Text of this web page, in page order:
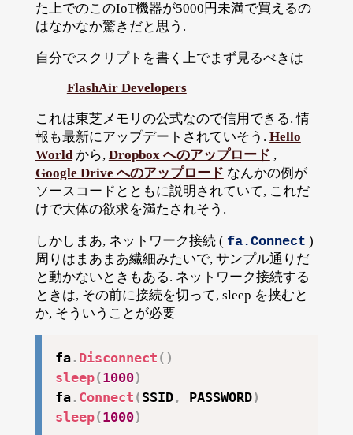
た上でのこのIoT機器が5000円未満で買えるの
はなかなか驚きだと思う.
自分でスクリプトを書く上でまず見るべきは
FlashAir Developers
これは東芝メモリの公式なので信用できる. 情
報も最新にアップデートされていそう. Hello
Worldから, Dropbox へのアップロード ,
Google Drive へのアップロード なんかの例が
ソースコードとともに説明されていて, これだ
けで大体の欲求を満たされそう.
しかしまあ, ネットワーク接続 ( fa.Connect )
周りはまあまあ繊細みたいで, サンプル通りだ
と動かないときもある. ネットワーク接続する
ときは, その前に接続を切って, sleep を挟むと
か, そういうことが必要
fa. Disconnect ( )
sleep(1000)
fa. Connect (SSID, PASSWORD)
sleep(1000)